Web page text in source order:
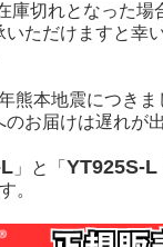
切れとなった
ただけますと幸い
熊本地震につき
お届けは遅れが
」と「 YT925S-L
。